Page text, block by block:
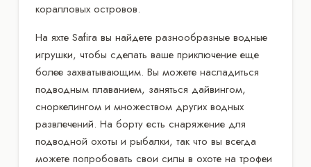
коралловых островов.
На яхте Safira вы найдете разнообразные водные
игрушки, чтобы сделать ваше приключение еще
более захватывающим. Вы можете насладиться
подводным плаванием, заняться дайвингом,
сноркелингом и множеством других водных
развлечений. На борту есть снаряжение для
подводной охоты и рыбалки, так что вы всегда
можете попробовать свои силы в охоте на трофеи